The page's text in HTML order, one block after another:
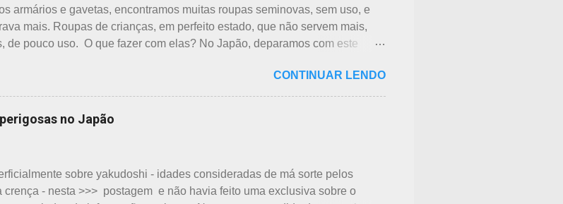
nossos insti...
armários e gavetas, encontramos muitas roupas seminovas, sem uso, e
mais. Roupas de crianças, em perfeito estado, que não servem mais,
de pouco uso. O que fazer com elas? No Japão, deparamos com este
nas peças, além do baixo preço oferecido. Doar dá uma sensação muito
baixo. O Japão é um país que recicla há muitos anos e leva muito a
basta colocar as roupas em sacos brancos. As roupas serão
como panos de limpeza ou enviadas aos países pobres. Campanhas
CONTINUAR LENDO
no Japão
sobre yakudoshi - idades consideradas de má sorte pelos
crença - nesta >>> postagem e não havia feito uma exclusiva sobre o